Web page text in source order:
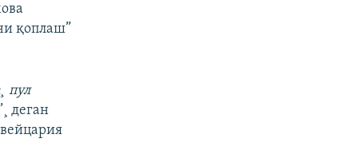
қоплаш”
пул
деган